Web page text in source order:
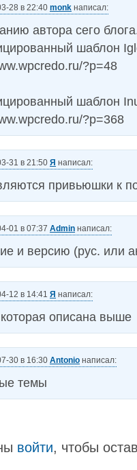
28 в 22:40 monk написал:
автора сего
шаблон
?p=48
шаблон
?p=368
31 в 21:50 Я написал:
привьюшки к
01 в 07:37 Admin написал:
и версию (рус. или
12 в 14:41 Я написал:
описана выше
30 в 16:30 Antonio написал:
темы
войти, чтобы